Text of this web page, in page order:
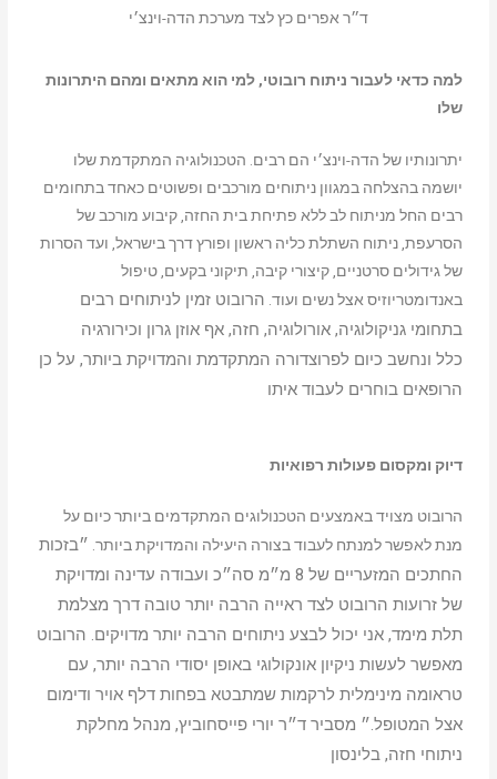
ד״ר אפרים כץ לצד מערכת הדה-וינצ׳י
למה כדאי לעבור ניתוח רובוטי, למי הוא מתאים ומהם היתרונות
שלו
יתרונותיו של הדה-וינצ׳י הם רבים. הטכנולוגיה המתקדמת שלו
יושמה בהצלחה במגוון ניתוחים מורכבים ופשוטים כאחד בתחומים
רבים החל מניתוח לב ללא פתיחת בית החזה, קיבוע מורכב של
הסרעפת, ניתוח השתלת כליה ראשון ופורץ דרך בישראל, ועד הסרות
של גידולים סרטניים, קיצורי קיבה, תיקוני בקעים, טיפול
באנדומטריוזיס אצל נשים ועוד. הרובוט זמין לניתוחים רבים
בתחומי גניקולוגיה, אורולוגיה, חזה, אף אוזן גרון וכירורגיה
כלל ונחשב כיום לפרוצדורה המתקדמת והמדויקת ביותר, על כן
הרופאים בוחרים לעבוד איתו
דיוק ומקסום פעולות רפואיות
הרובוט מצויד באמצעים הטכנולוגים המתקדמים ביותר כיום על
מנת לאפשר למנתח לעבוד בצורה היעילה והמדויקת ביותר. ״בזכות
החתכים המזעריים של 8 מ״מ סה״כ ועבודה עדינה ומדויקת
של זרועות הרובוט לצד ראייה הרבה יותר טובה דרך מצלמת
תלת מימד, אני יכול לבצע ניתוחים הרבה יותר מדויקים. הרובוט
מאפשר לעשות ניקיון אונקולוגי באופן יסודי הרבה יותר, עם
טראומה מינימלית לרקמות שמתבטא בפחות דלף אויר ודימום
אצל המטופל.״ מסביר ד״ר יורי פייסחוביץ, מנהל מחלקת
ניתוחי חזה, בלינסון